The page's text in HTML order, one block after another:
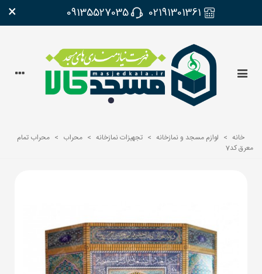
02191301361
09135527035
×
خانه > لوازم مسجد و نمازخانه > تجهیزات نمازخانه > محراب > محراب تمام
معرق کد7